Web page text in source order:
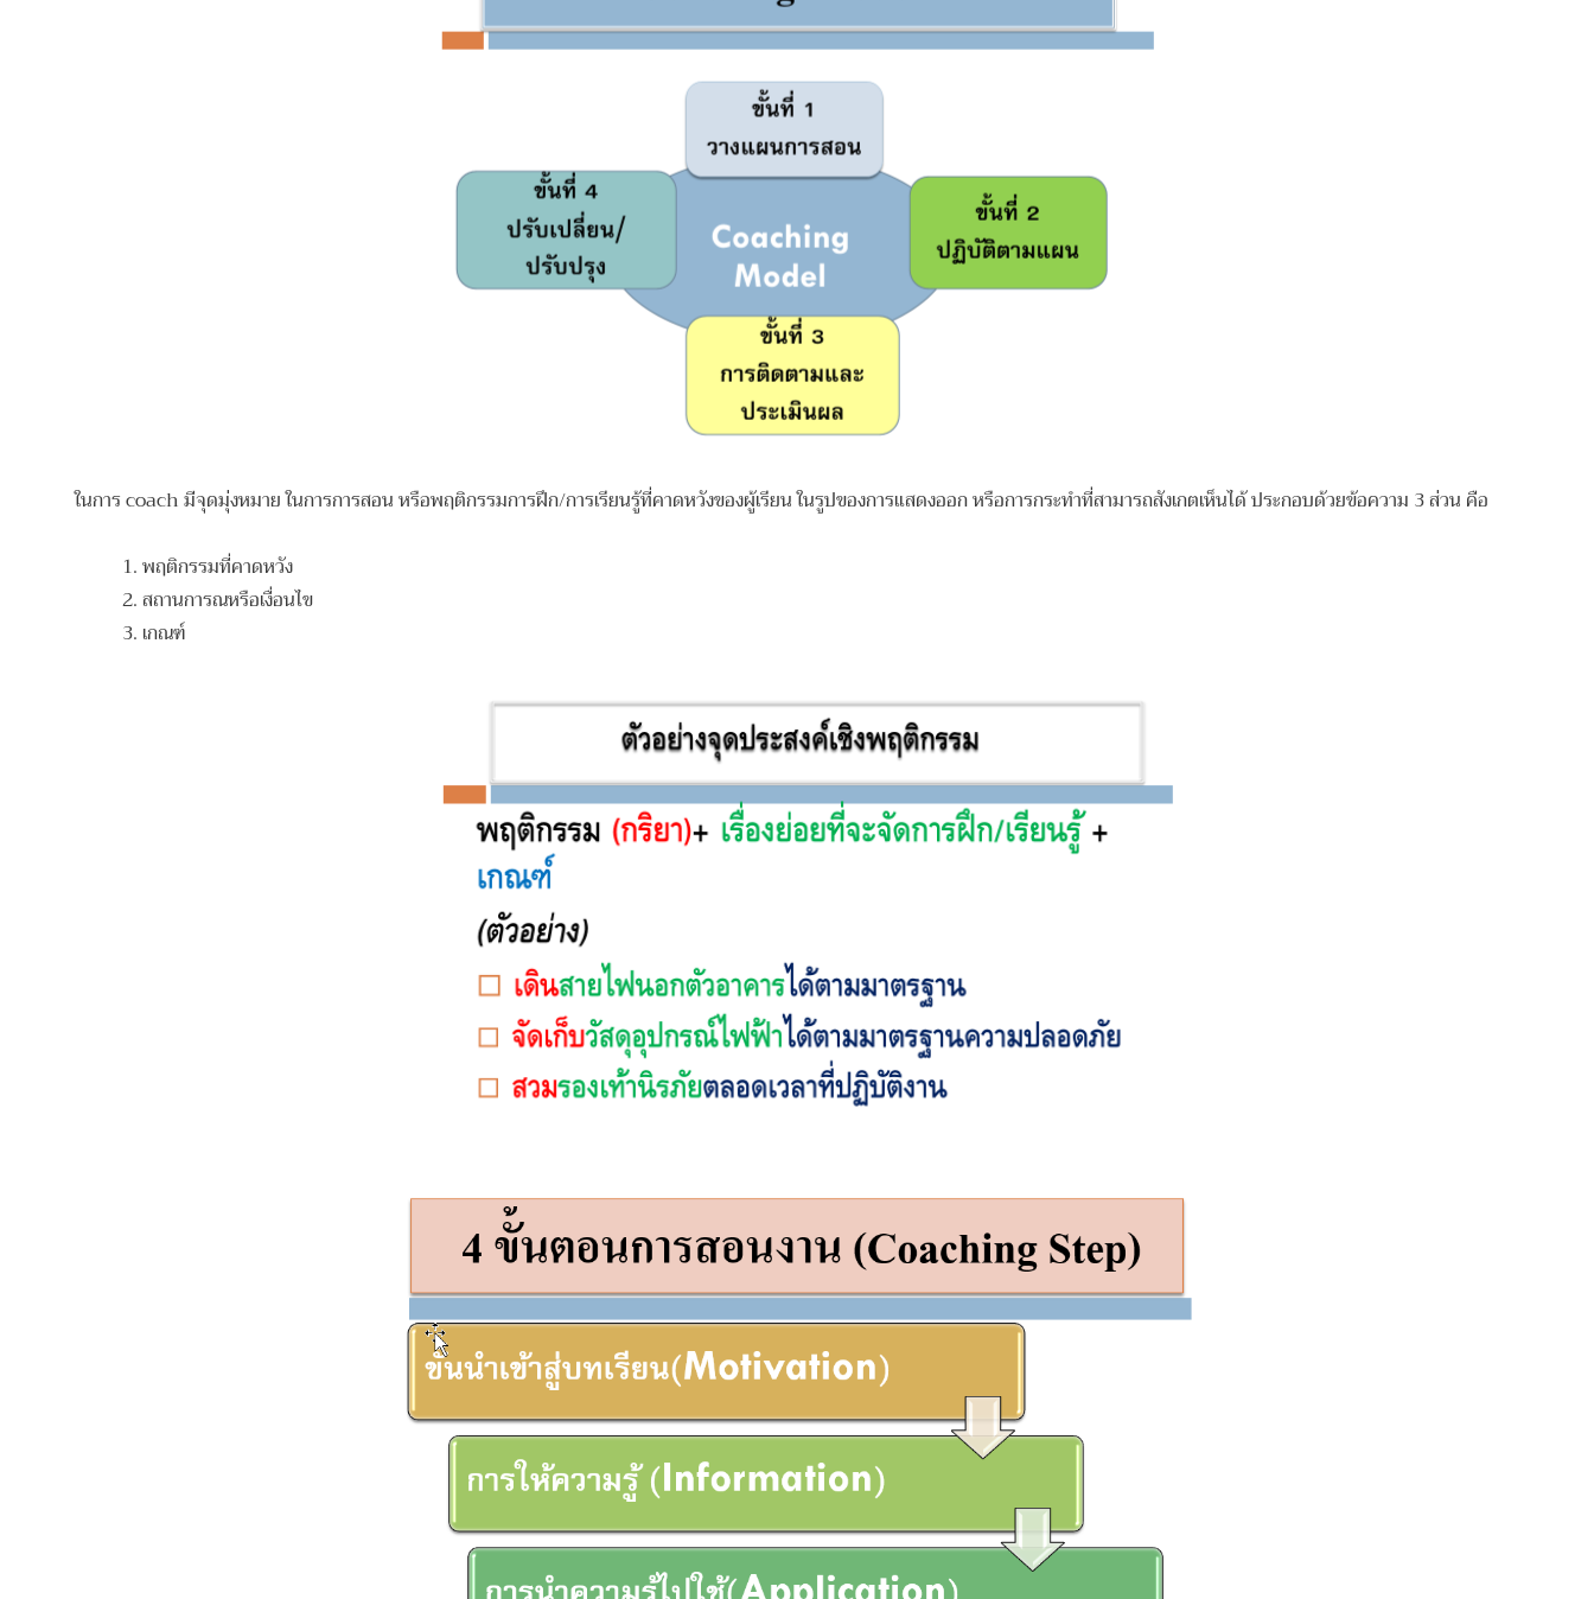
ในการ coach มีจุดมุ่งหมาย ในการการสอน หรือพฤติกรรมการฝึก/การเรียนรู้ที่คาดหวังของผู้เรียน ในรูปของการแสดงออก หรือการกระทำที่สามารถสังเกตเห็นได้ ประกอบด้วยข้อความ 3 ส่วน คือ
1. พฤติกรรมที่คาดหวัง
2. สถานการณหรือเงื่อนไข
3. เกณฑ์